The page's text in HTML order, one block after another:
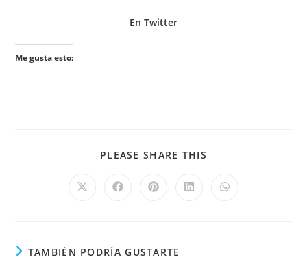
En Twitter
Me gusta esto:
PLEASE SHARE THIS
TAMBIÉN PODRÍA GUSTARTE